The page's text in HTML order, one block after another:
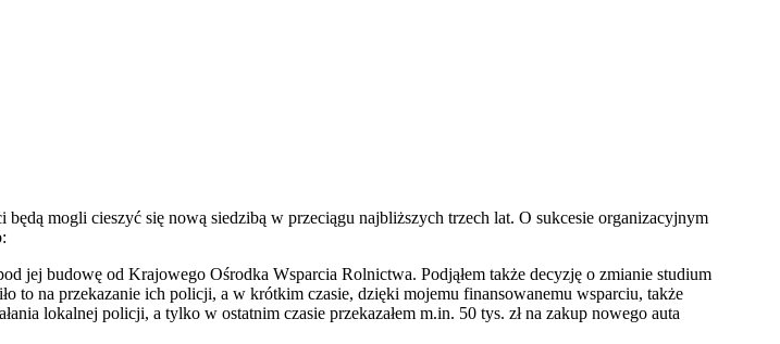
mogli cieszyć się nową siedzibą w przeciągu najbliższych trzech lat. O sukcesie organizacyjnym
jej budowę od Krajowego Ośrodka Wsparcia Rolnictwa. Podjąłem także decyzję o zmianie studium
to na przekazanie ich policji, a w krótkim czasie, dzięki mojemu finansowanemu wsparciu, także
lokalnej policji, a tylko w ostatnim czasie przekazałem m.in. 50 tys. zł na zakup nowego auta